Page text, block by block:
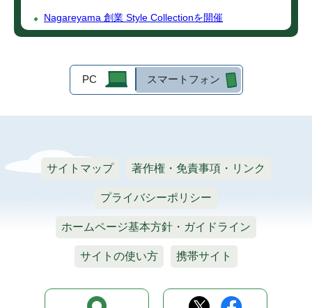
Nagareyama 創業 Style Collectionを開催
PC スマートフォン
サイトマップ 著作権・免責事項・リンク
プライバシーポリシー
ホームページ基本方針・ガイドライン
サイトの使い方 携帯サイト